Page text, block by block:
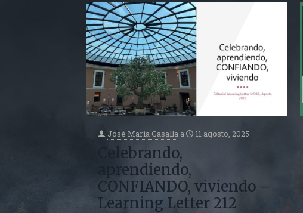
José María Gasalla a 11 agosto, 2025
Celebrando,
aprendiendo,
CONFIANDO, viviendo –
Learning Letter 212